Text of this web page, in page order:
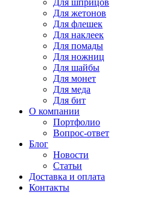
Для шприцов
Для жетонов
Для флешек
Для наклеек
Для помады
Для ножниц
Для шайбы
Для монет
Для меда
Для бит
О компании
Портфолио
Вопрос-ответ
Блог
Новости
Статьи
Доставка и оплата
Контакты